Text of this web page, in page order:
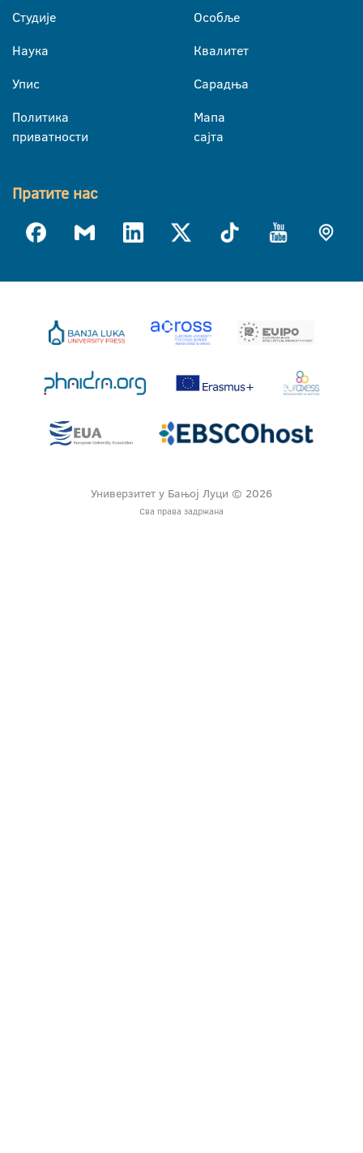
Студије
Наука
Упис
Политика
приватности
Особље
Квалитет
Сарадња
Мапа
сајта
Пратите нас
Универзитет у Бањој Луци © 2026
Сва права задржана